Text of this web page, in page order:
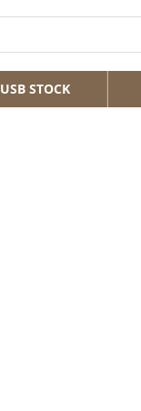
USB STOCK